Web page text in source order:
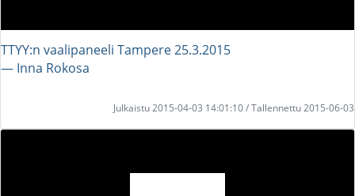
TTYY:n vaalipaneeli Tampere 25.3.2015
― Inna Rokosa
Julkaistu 2015-04-03 14:01:10 / Tallennettu 2015-06-03